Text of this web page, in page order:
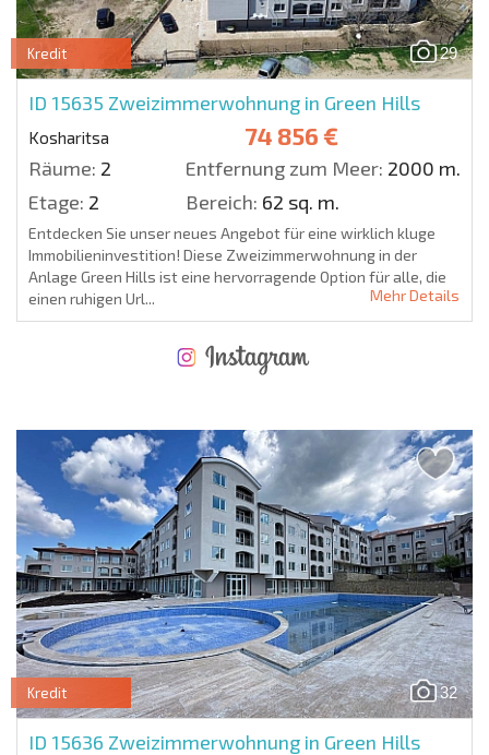
29
Kredit
ID 15635 Zweizimmerwohnung in Green Hills
Kosharitsa 74 856 €
Räume: 2 Entfernung zum Meer: 2000 m.
Etage: 2 Bereich: 62 sq. m.
Entdecken Sie unser neues Angebot für eine wirklich kluge
Immobilieninvestition! Diese Zweizimmerwohnung in der
Anlage Green Hills ist eine hervorragende Option für alle, die
einen ruhigen Url...
Mehr Details
32
Kredit
ID 15636 Zweizimmerwohnung in Green Hills